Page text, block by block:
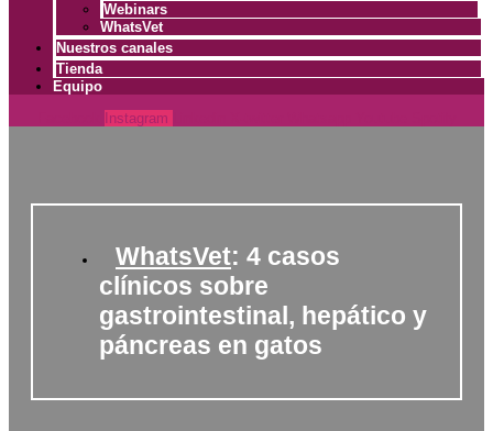
Webinars
WhatsVet
Nuestros canales
Tienda
Equipo
Instagram
WhatsVet: 4 casos
clínicos sobre
gastrointestinal, hepático y
páncreas en gatos